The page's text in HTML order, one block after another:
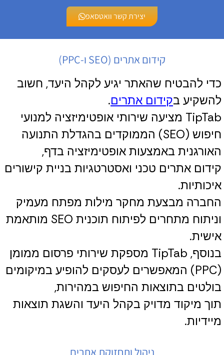
יצירת קשר וואטסאפ
קידום אתרים (SEO ו-PPC)
כדי להבטיח שהאתר יגיע לקהל היעד, חשוב
להשקיע בקידום אתרים.
TipTab מציעה שירותי אופטימיזציה למנועי
חיפוש (SEO) הממוקדים בהגדלת התנועה
האורגנית באמצעות אופטימיזציה בדף,
קידום אתרים טכני ואסטרטגיות בניית קישורים
איכותיות.
החברה מבצעת מחקר מילות מפתח מעמיק
וניתוח מתחרים לפיתוח תוכנית SEO מותאמת
אישית.
בנוסף, TipTab מספקת שירותי פרסום ממומן
(PPC) המאפשרים לעסקים להופיע במיקומים
בולטים בתוצאות החיפוש במהירות,
תוך מיקוד מדויק בקהל היעד והשגת תוצאות
מיידיות.
ניהול ותחזוקת אתרים